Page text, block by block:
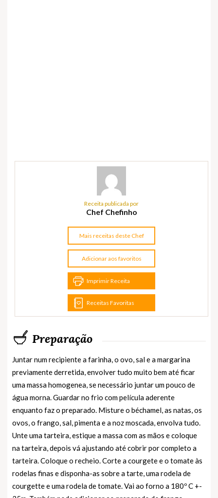
Receita publicada por
Chef Chefinho
Mais receitas deste Chef
Adicionar aos favoritos
Imprimir Receita
Receitas Favoritas
Preparação
Juntar num recipiente a farinha, o ovo, sal e a margarina
previamente derretida, envolver tudo muito bem até ficar
uma massa homogenea, se necessário juntar um pouco de
água morna. Guardar no frio com película aderente
enquanto faz o preparado. Misture o béchamel, as natas, os
ovos, o frango, sal, pimenta e a noz moscada, envolva tudo.
Unte uma tarteira, estique a massa com as mãos e coloque
na tarteira, depois vá ajustando até cobrir por completo a
tarteira. Coloque o recheio. Corte a courgete e o tomate às
rodelas finas e disponha-as sobre a tarte, uma rodela de
courgette e uma rodela de tomate. Vai ao forno a 180º C +-